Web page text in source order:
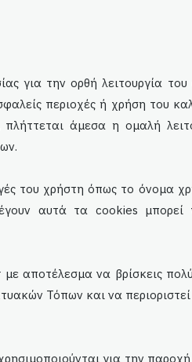
για την ορθή λειτουργία
περιοχές ή χρήση του
άμεσα η ομαλή
του χρήστη όπως το όνομα
αυτά τα cookies
με αποτέλεσμα να βρίσκεις
Τόπων και να
για την παροχή